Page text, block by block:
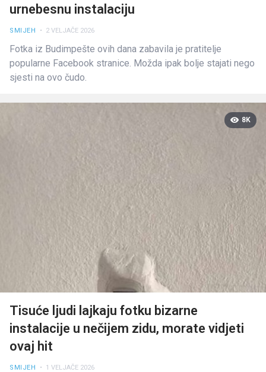
urnebesnu instalaciju
SMIJEH • 2 VELJAČE 2026
Fotka iz Budimpešte ovih dana zabavila je pratitelje
popularne Facebook stranice. Možda ipak bolje stajati nego
sjesti na ovo čudo.
8K
Tisuće ljudi lajkaju fotku bizarne
instalacije u nečijem zidu, morate vidjeti
ovaj hit
SMIJEH • 1 VELJAČE 2026